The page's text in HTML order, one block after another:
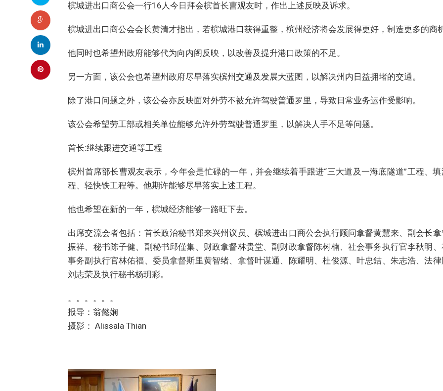
槟城进出口商公会一行16人今日拜会槟首长曹观友时，作出上述反映及诉求。
槟城进出口商公会会长黄清才指出，若槟城港口获得重整，槟州经济将会发展得更好，制造更多的商
他同时也希望州政府能够代为向内阁反映，以改善及提升港口政策的不足。
另一方面，该公会也希望州政府尽早落实槟州交通及发展大蓝图，以解决州内日益拥堵的交通。
除了港口问题之外，该公会亦反映面对外劳不被允许驾驶普通罗里，导致日常业务运作受影响。
该公会希望劳工部或相关单位能够允许外劳驾驶普通罗里，以解决人手不足等问题。
首长:继续跟进交通等工程
槟州首席部长曹观友表示，今年会是忙碌的一年，并会继续着手跟进“三大道及一海底隧道”工程、
程、轻快铁工程等。他期许能够尽早落实上述工程。
他也希望在新的一年，槟城经济能够一路旺下去。
出席交流会者包括：首长政治秘书郑来兴州议员、槟城进出口商公会执行顾问拿督黄慧来、副会长
振祥、秘书陈子健、副秘书邱僅集、财政拿督林贵堂、副财政拿督陈树楠、社会事务执行官李秋明
事务副执行官林佑福、委员拿督斯里黄智绪、拿督叶谋通、陈耀明、杜俊源、叶忠銡、朱志浩、法
刘志荣及执行秘书杨玥彩。
。。。。。。
报导：翁懿娴
摄影： Alissala Thian